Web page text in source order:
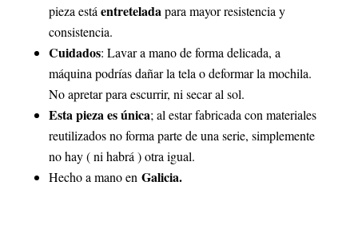
pieza está entretelada para mayor resistencia y
consistencia.
Cuidados: Lavar a mano de forma delicada, a
máquina podrías dañar la tela o deformar la mochila.
No apretar para escurrir, ni secar al sol.
Esta pieza es única; al estar fabricada con materiales
reutilizados no forma parte de una serie, simplemente
no hay ( ni habrá ) otra igual.
Hecho a mano en Galicia.